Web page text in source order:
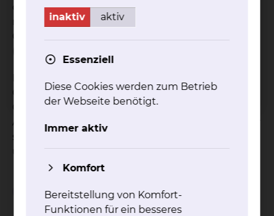
dieser Fachweiterbildung werden die
notwendigen Werkzeuge, Kenntnisse und
Qualifikationen zur professionellen Leitung einer
Gesundheits- und Krankenpfleger/innen,
Gesundheits- und Kinderkrankenpfleger/innen,
Altenpfleger/innen und Pflegefachfrauen/-männer
sowie an Hebammen und Entbindungspfleger
und Heilerziehungspfleger/innen.
Rechtliche Grundlage
inaktiv aktiv
Essenziell
Diese Cookies werden zum Betrieb
der Webseite benötigt.
Immer aktiv
Komfort
Bereitstellung von Komfort-
Funktionen für ein besseres